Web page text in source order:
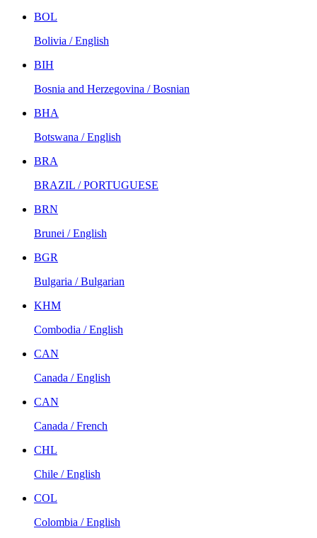
BOL
Bolivia / English
BIH
Bosnia and Herzegovina / Bosnian
BHA
Botswana / English
BRA
BRAZIL / PORTUGUESE
BRN
Brunei / English
BGR
Bulgaria / Bulgarian
KHM
Combodia / English
CAN
Canada / English
CAN
Canada / French
CHL
Chile / English
COL
Colombia / English